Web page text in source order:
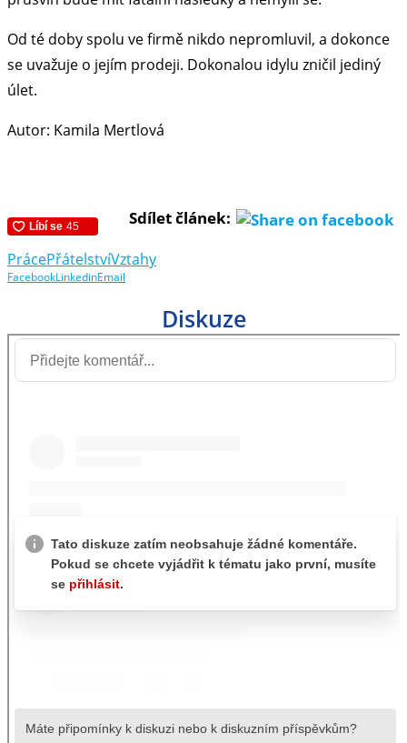
Od té doby spolu ve firmě nikdo nepromluvil, a dokonce
se uvažuje o jejím prodeji. Dokonalou idylu zničil jediný
úlet.
Autor: Kamila Mertlová
Sdílet článek:
PrácePřátelstvíVztahy
FacebookLinkedinEmail
Diskuze